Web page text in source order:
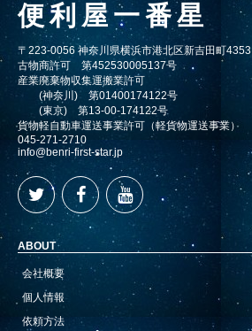
便利屋一番星
〒223-0056 神奈川県横浜市港北区新吉田町4353
古物商許可 第452530005137号
産業廃棄物収集運搬業許可
(神奈川) 第01400174122号
(東京) 第13-00-174122号
貨物軽自動車運送事業許可（軽貨物運送事業）
045-271-2710
info@benri-first-star.jp
ABOUT
会社概要
個人情報
依頼方法